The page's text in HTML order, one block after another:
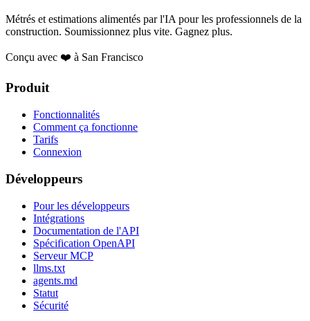
Métrés et estimations alimentés par l'IA pour les professionnels de la
construction. Soumissionnez plus vite. Gagnez plus.
Conçu avec ❤️ à San Francisco
Produit
Fonctionnalités
Comment ça fonctionne
Tarifs
Connexion
Développeurs
Pour les développeurs
Intégrations
Documentation de l'API
Spécification OpenAPI
Serveur MCP
llms.txt
agents.md
Statut
Sécurité